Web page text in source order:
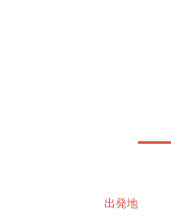
出発地